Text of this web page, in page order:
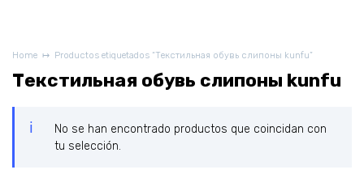
Home Productos etiquetados “Текстильная обувь слипоны kunfu”
Текстильная обувь слипоны kunfu
No se han encontrado productos que coincidan con
tu selección.